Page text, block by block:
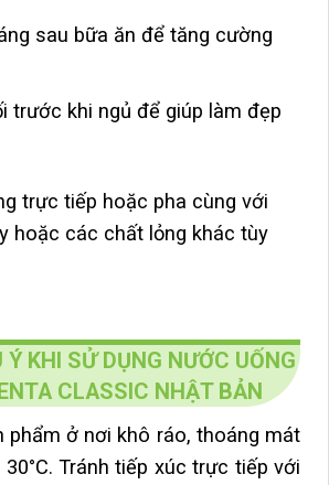
sau bữa ăn để tăng cường
trước khi ngủ để giúp làm đẹp
trực tiếp hoặc pha cùng với
hoặc các chất lỏng khác tùy
KHI SỬ DỤNG NƯỚC UỐNG
CLASSIC NHẬT BẢN
phẩm ở nơi khô ráo, thoáng mát
Tránh tiếp xúc trực tiếp với